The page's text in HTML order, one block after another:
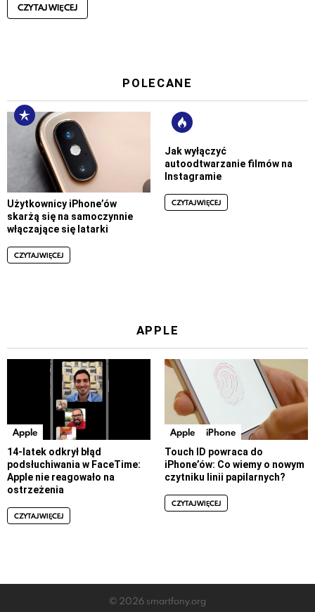
CZYTAJ WIĘCEJ
POLECANE
Użytkownicy iPhone’ów
skarżą się na samoczynnie
włączające się latarki
CZYTAJ WIĘCEJ
Jak wyłączyć
autoodtwarzanie filmów na
Instagramie
CZYTAJ WIĘCEJ
APPLE
Apple
14-latek odkrył błąd
podsłuchiwania w FaceTime:
Apple nie reagowało na
ostrzeżenia
CZYTAJ WIĘCEJ
Apple iPhone
Touch ID powraca do
iPhone’ów: Co wiemy o nowym
czytniku linii papilarnych?
CZYTAJ WIĘCEJ
© 2026 smartfony.org